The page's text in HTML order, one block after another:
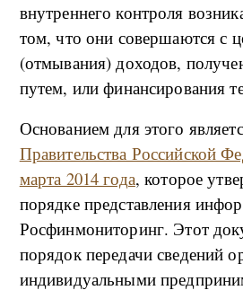
внутреннего контроля
том, что они совершаются с
(отмывания) доходов,
путем, или финансирования
Основанием для этого
Правительства Российской
марта 2014 года, которое
порядке представления
Росфинмониторинг. Этот
порядок передачи сведений
индивидуальными